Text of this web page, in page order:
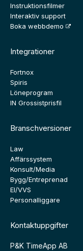
Instruktionsfilmer
Interaktiv support
Boka webbdemo
Integrationer
Fortnox
Spiris
Löneprogram
IN Grossistprisfil
Branschversioner
Law
Affärssystem
Konsult/Media
Bygg/Entreprenad
El/VVS
Personalliggare
Kontaktuppgifter
P&K TimeApp AB